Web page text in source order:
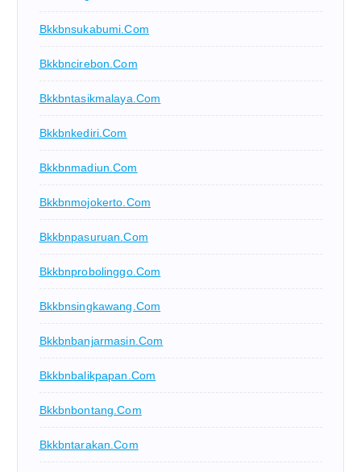
Bkkbnsukabumi.com
Bkkbncirebon.com
Bkkbntasikmalaya.com
Bkkbnkediri.com
Bkkbnmadiun.com
Bkkbnmojokerto.com
Bkkbnpasuruan.com
Bkkbnprobolinggo.com
Bkkbnsingkawang.com
Bkkbnbanjarmasin.com
Bkkbnbalikpapan.com
Bkkbnbontang.com
Bkkbntarakan.com